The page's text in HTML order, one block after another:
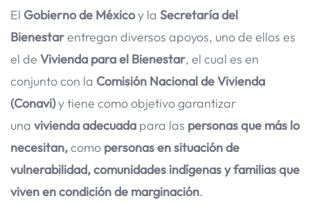
El Gobierno de Méxicoy la Secretaría del
Bienestarentregan diversos apoyos, uno de ellos es
el de Vivienda para el Bienestar, el cual es en
conjunto con la Comisión Nacional de Vivienda
(Conavi)y tiene como objetivo garantizar
una vivienda adecuada para las personas que más lo
necesitan,como personas en situación de
vulnerabilidad, comunidades indígenas y familias que
viven en condición de marginación.